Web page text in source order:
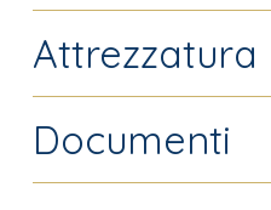
Attrezzatura
Documenti